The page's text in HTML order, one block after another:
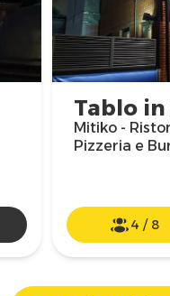
Tablo
Mitiko -
Pizzeria e
4 / 8